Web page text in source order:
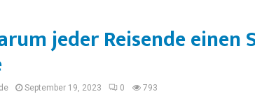
jeder Reisende einen
September 19, 2023 0 793